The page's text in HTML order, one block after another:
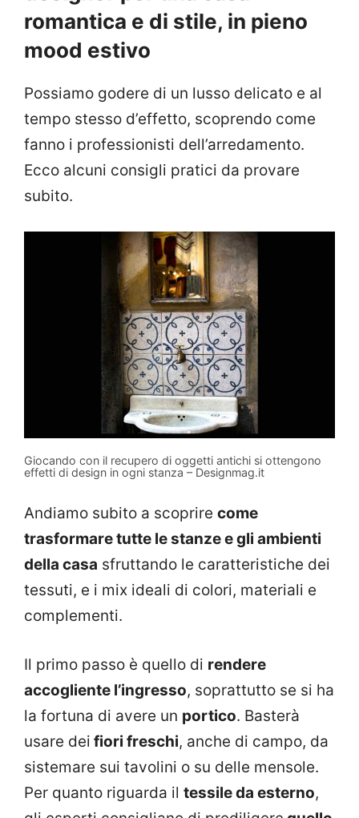
romantica e di stile, in pieno
mood estivo
Possiamo godere di un lusso delicato e al
tempo stesso d’effetto, scoprendo come
fanno i professionisti dell’arredamento.
Ecco alcuni consigli pratici da provare
subito.
Giocando con il recupero di oggetti antichi si ottengono
effetti di design in ogni stanza – Designmag.it
Andiamo subito a scoprire come
trasformare tutte le stanze e gli ambienti
della casa sfruttando le caratteristiche dei
tessuti, e i mix ideali di colori, materiali e
complementi.
Il primo passo è quello di rendere
accogliente l’ingresso, soprattutto se si ha
la fortuna di avere un portico. Basterà
usare dei fiori freschi, anche di campo, da
sistemare sui tavolini o su delle mensole.
Per quanto riguarda il tessile da esterno,